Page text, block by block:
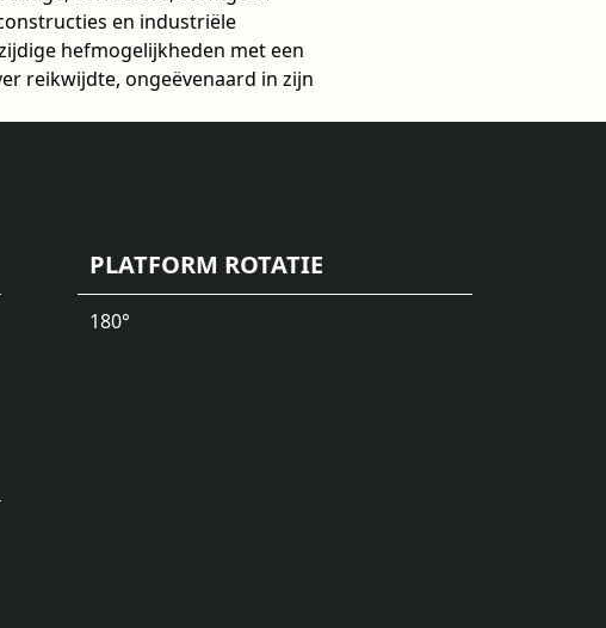
en industriële
hefmogelijkheden met een
reikwijdte, ongeëvenaard in zijn
PLATFORM ROTATIE
180°